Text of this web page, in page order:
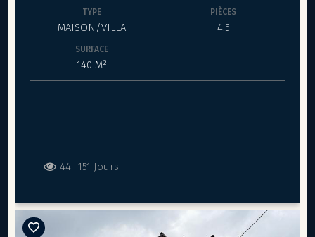
TYPE
MAISON/VILLA
PIÈCES
4.5
SURFACE
140 M²
44 151 Jours